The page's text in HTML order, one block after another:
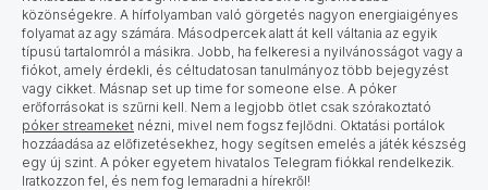
közönségekre. A hírfolyamban való görgetés nagyon energiaigényes
folyamat az agy számára. Másodpercek alatt át kell váltania az egyik
típusú tartalomról a másikra. Jobb, ha felkeresi a nyilvánosságot vagy a
fiókot, amely érdekli, és céltudatosan tanulmányoz több bejegyzést
vagy cikket. Másnap set up time for someone else. A póker
erőforrásokat is szűrni kell. Nem a legjobb ötlet csak szórakoztató
póker streameket nézni, mivel nem fogsz fejlődni. Oktatási portálok
hozzáadása az előfizetésekhez, hogy segítsen emelés a játék készség
egy új szint. A póker egyetem hivatalos Telegram fiókkal rendelkezik.
Iratkozzon fel, és nem fog lemaradni a hírekről!